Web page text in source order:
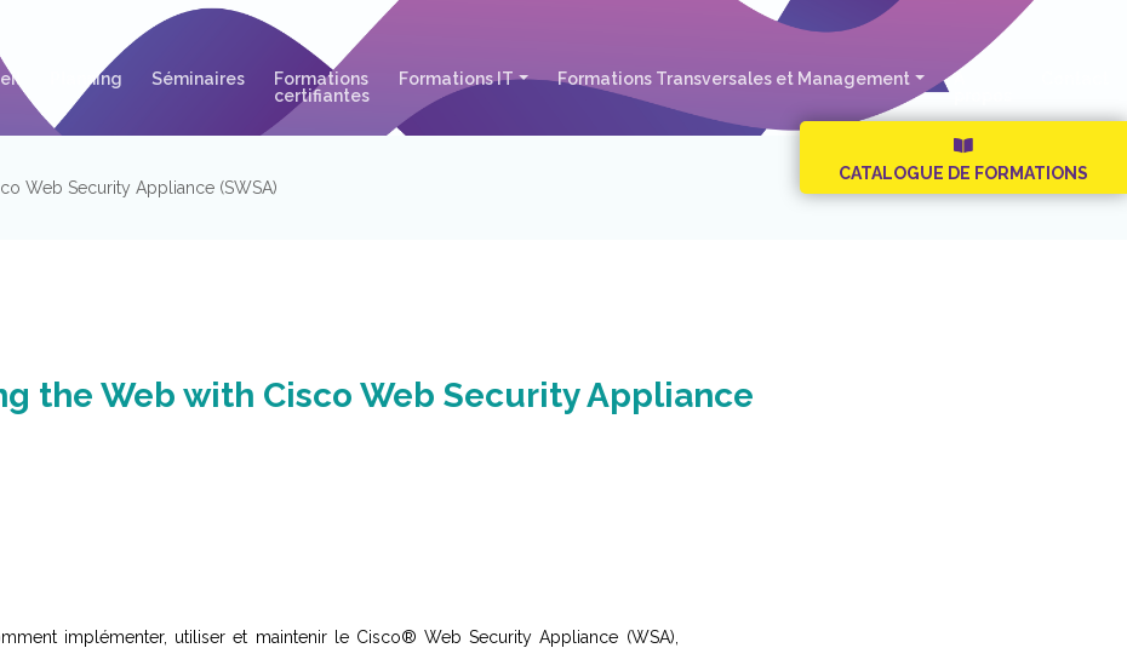
Planning (current)
Séminaires(current)
Formations
certifiantes(current)
Formations IT Formations Transversales et Management
A
CATALOGUE DE FORMATIONS
Web Security Appliance (SWSA)
the Web with Cisco Web Security Appliance
implémenter, utiliser et maintenir le Cisco® Web Security Appliance (WSA),